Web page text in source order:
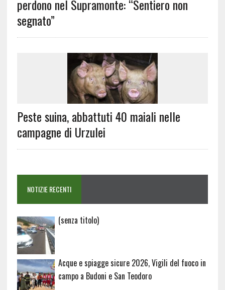
perdono nel Supramonte: “Sentiero non
segnato”
Peste suina, abbattuti 40 maiali nelle
campagne di Urzulei
NOTIZIE RECENTI
(senza titolo)Articolo
Acque e spiagge sicure 2026, Vigili del fuoco in
campo a Budoni e San Teodoro